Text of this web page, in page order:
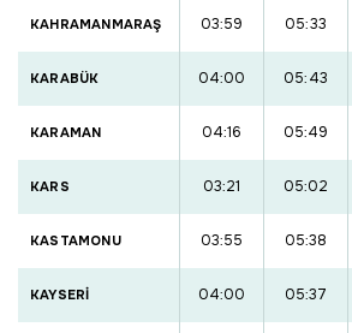
KAHRAMANMARAŞ 03:59 05:33
KARABÜK 04:00 05:43
KARAMAN 04:16 05:49
KARS 03:21 05:02
KASTAMONU 03:55 05:38
KAYSERİ 04:00 05:37